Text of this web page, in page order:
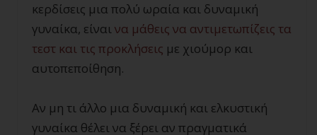
κερδίσεις μια πολύ ωραία και δυναμική
γυναίκα, είναινα μάθεις να αντιμετωπίζεις τα
τεστ και τις προκλήσεις με χιούμορ και
αυτοπεποίθηση.
Αν μη τι άλλο μια δυναμική και ελκυστική
γυναίκα θέλει να ξέρει αν πραγματικά